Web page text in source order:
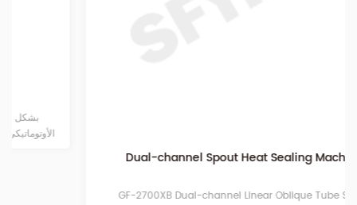
Dual-channel Spout Heat Sealing Machine
GF-2700XB Dual-channel Linear Oblique Tube Sealing